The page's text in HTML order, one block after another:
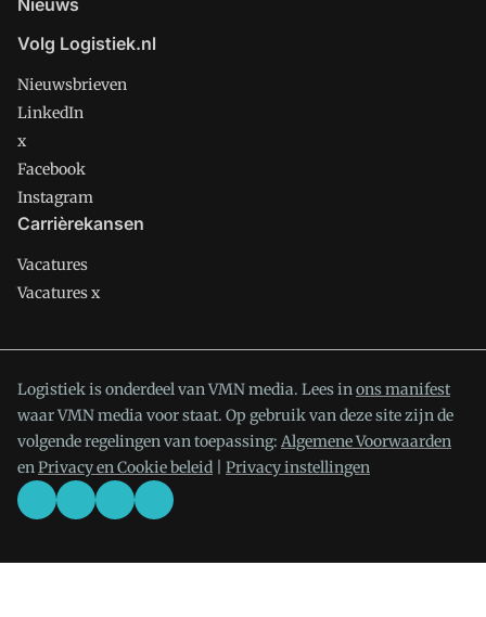
Volg Logistiek.nl
Nieuwsbrieven
LinkedIn
x
Facebook
Instagram
Carrièrekansen
Vacatures
Vacatures x
Logistiek is onderdeel van VMN media. Lees inons manifest
waar VMN media voor staat. Op gebruik van deze site zijn de
volgende regelingen van toepassing: Algemene Voorwaarden
enPrivacy en Cookie beleid Privacy instellingen